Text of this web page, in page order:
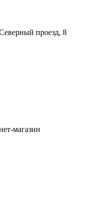
проезд, 8
магазин